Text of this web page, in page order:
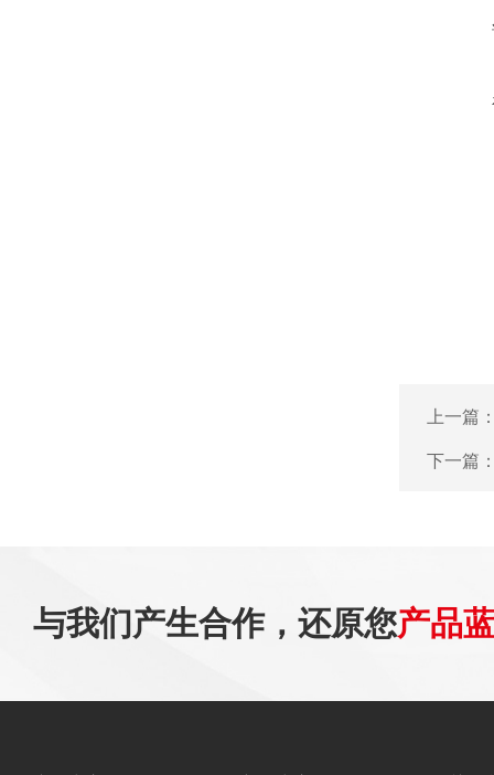
上一篇
下一篇
与我们产生合作，还原您产品